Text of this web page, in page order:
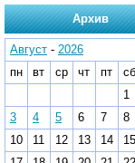
Архив
Август - 2026
пн
вт ср чт пт сб
1
3
4 5 6 7 8
10
11 12 13 14 15